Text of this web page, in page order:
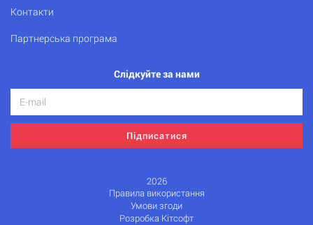
Контакти
Партнерська програма
Слідкуйте за нами
Підписатися
2026
Правила використання
Умови згоди
Розробка Кітсофт